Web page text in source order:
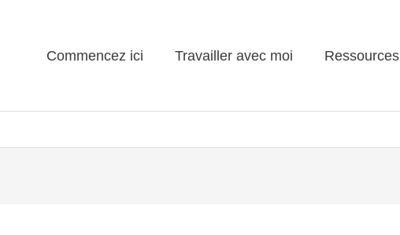
Commencez ici Travailler avec moi Ressources